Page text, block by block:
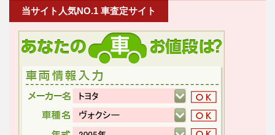
当サイト人気NO.1 車査定サイト